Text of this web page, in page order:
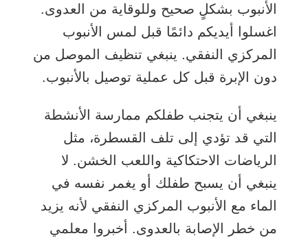
الأنبوب بشكلٍ صحيح وللوقاية من العدوى.
اغسلوا أيديكم دائمًا قبل لمس الأنبوب
المركزي النفقي. ينبغي تنظيف الموصل من
دون الإبرة قبل كل عملية توصيل بالأنبوب.
ينبغي أن يتجنب طفلكم ممارسة الأنشطة
التي قد تؤدي إلى تلف القسطرة، مثل
الرياضات الاحتكاكية واللعب الخشن. لا
ينبغي أن يسبح طفلك أو يغمر نفسه في
الماء مع الأنبوب المركزي النفقي لأنه يزيد
من خطر الإصابة بالعدوى. أخبروا معلمي